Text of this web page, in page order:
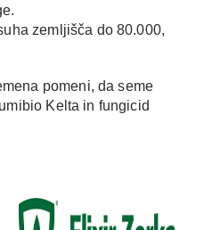
zemljišča do 80.000,
pomeni, da seme
Kelta in fungicid